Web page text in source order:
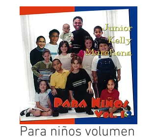
Para niños volumen